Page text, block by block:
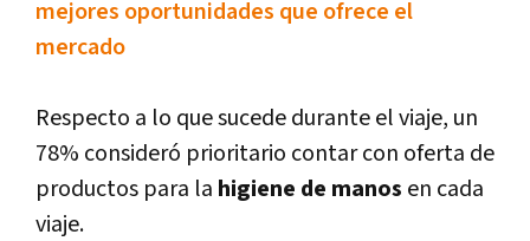
mejores oportunidades que ofrece el
mercado
Respecto a lo que sucede durante el viaje, un
78% consideró prioritario contar con oferta de
productos para la higiene de manos en cada
viaje.